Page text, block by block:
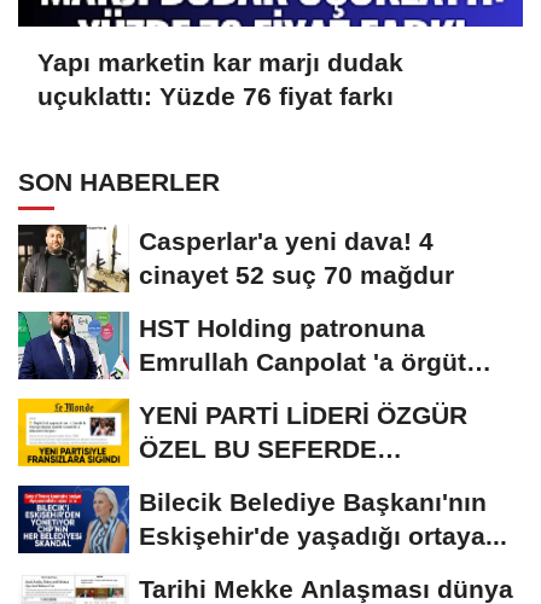
Yapı marketin kar marjı dudak
uçuklattı: Yüzde 76 fiyat farkı
SON HABERLER
Casperlar'a yeni dava! 4
cinayet 52 suç 70 mağdur
HST Holding patronuna
Emrullah Canpolat 'a örgüt
liderliğinden...
YENİ PARTİ LİDERİ ÖZGÜR
ÖZEL BU SEFERDE
Bilecik Belediye Başkanı'nın
Eskişehir'de yaşadığı ortaya...
Tarihi Mekke Anlaşması dünya